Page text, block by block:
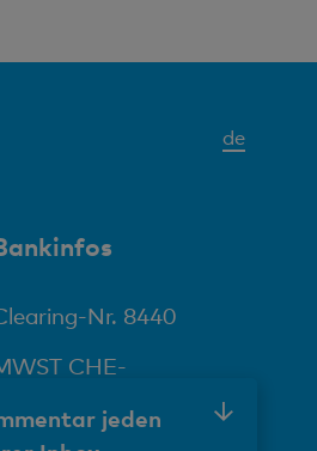
jeden
deAktives
Nr. 8440
CHE-